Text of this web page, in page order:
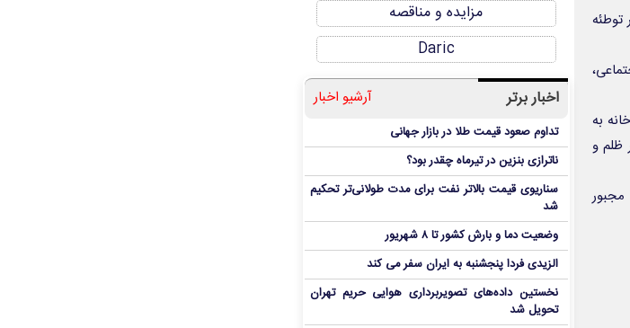
توطئه
به
ظلم و
مزایده و مناقصه
Daric
اخبار برتر آرشیو اخبار
تداوم صعود قیمت طلا در بازار جهانی
ناترازی بنزین در تیرماه چقدر بود؟
سناریوی قیمت بالاتر نفت برای مدت طولانی‌تر تحکیم
شد
وضعیت دما و بارش کشور تا ۸ شهریور
الزیدی فردا پنجشنبه به ایران سفر می کند
نخستین داده‌های تصویربرداری هوایی حریم تهران
تحویل شد